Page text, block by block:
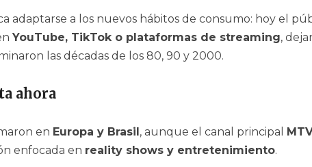
adaptarse a los nuevos hábitos de consumo: hoy el
YouTube, TikTok o plataformas de streaming,
las décadas de los 80, 90 y 2000.
ahora
en Europa y Brasil , aunque el canal principal
enfocada en reality shows y entretenimiento.